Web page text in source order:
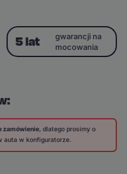
zamówienie, dlatego prosimy o
auta w konfiguratorze.
5 lat
gwarancji na
mocowania